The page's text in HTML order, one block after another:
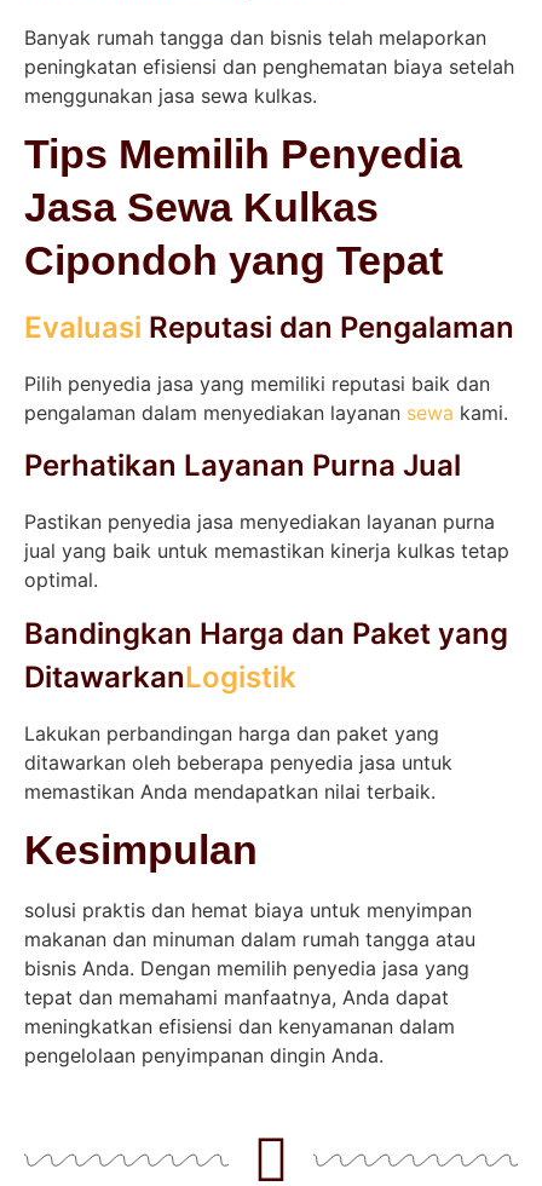
Banyak rumah tangga dan bisnis telah melaporkan
peningkatan efisiensi dan penghematan biaya setelah
menggunakan jasa sewa kulkas.
Tips Memilih Penyedia
Jasa Sewa Kulkas
Cipondoh yang Tepat
Evaluasi Reputasi dan Pengalaman
Pilih penyedia jasa yang memiliki reputasi baik dan
pengalaman dalam menyediakan layanan sewa kami.
Perhatikan Layanan Purna Jual
Pastikan penyedia jasa menyediakan layanan purna
jual yang baik untuk memastikan kinerja kulkas tetap
optimal.
Bandingkan Harga dan Paket yang
DitawarkanLogistik
Lakukan perbandingan harga dan paket yang
ditawarkan oleh beberapa penyedia jasa untuk
memastikan Anda mendapatkan nilai terbaik.
Kesimpulan
solusi praktis dan hemat biaya untuk menyimpan
makanan dan minuman dalam rumah tangga atau
bisnis Anda. Dengan memilih penyedia jasa yang
tepat dan memahami manfaatnya, Anda dapat
meningkatkan efisiensi dan kenyamanan dalam
pengelolaan penyimpanan dingin Anda.